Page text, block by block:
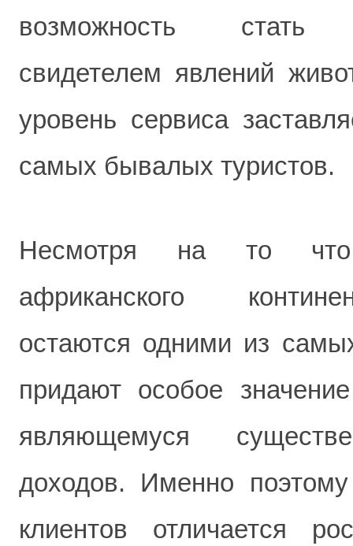
возможность стать
свидетелем явлений
уровень сервиса
самых бывалых туристов.
Несмотря на то
африканского
остаются одними из
придают особое
являющемуся
доходов. Именно
клиентов отличается